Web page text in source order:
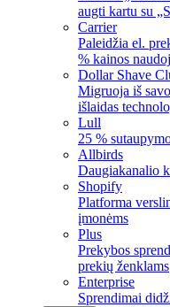
augti kartu su
Carrier
Paleidžia el.
% kainos
Dollar Shave
Migruoja iš
išlaidas
Lull
25 %
Allbirds
Daugiakanalio
Shopify
Platforma
įmonėms
Plus
Prekybos
prekių ženklams
Enterprise
Sprendimai